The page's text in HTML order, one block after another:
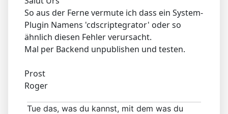
So aus der Ferne vermute ich dass ein System-
Plugin Namens 'cdscriptegrator' oder so
ähnlich diesen Fehler verursacht.
Mal per Backend unpublishen und testen.
Prost
Roger
Tue das, was du kannst, mit dem was du